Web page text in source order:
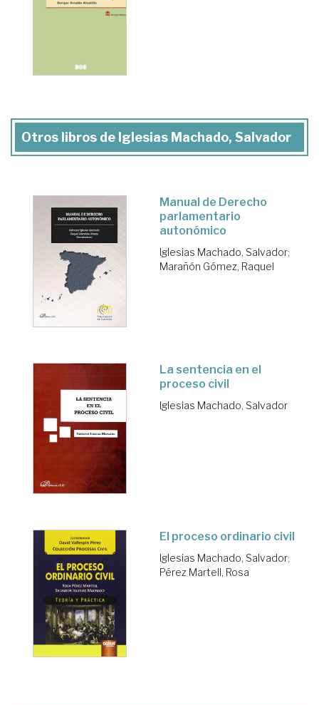
Otros libros de Iglesias Machado, Salvador
Manual de Derecho
parlamentario
autonómico
Iglesias Machado, Salvador;
Marañón Gómez, Raquel
La sentencia en el
proceso civil
Iglesias Machado, Salvador
El proceso ordinario civil
Iglesias Machado, Salvador;
Pérez Martell, Rosa